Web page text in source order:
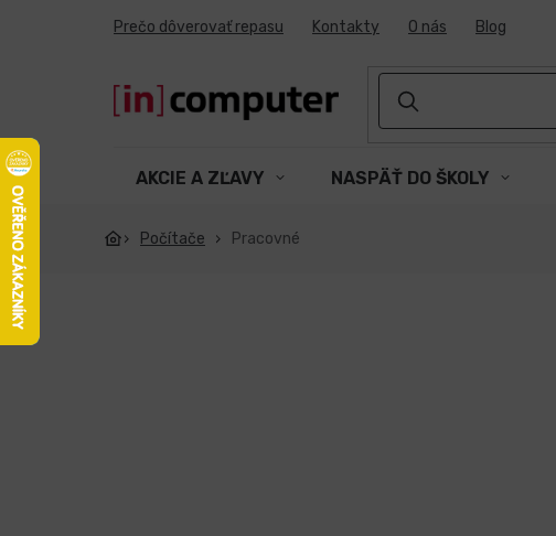
Prečo dôverovať repasu Kontakty O nás Blog
AKCIE A ZĽAVY NASPÄŤ DO ŠKOLY
Počítače Pracovné